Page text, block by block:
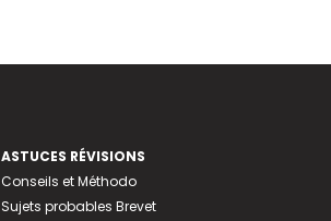
ASTUCES RÉVISIONS
Conseils et Méthodo
Sujets probables Brevet